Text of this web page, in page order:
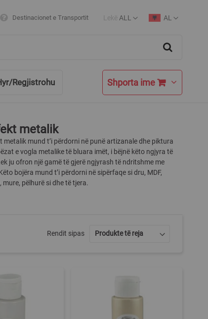
Destinacionet e Transportit
Currency
Lekë ALL
Language
AL
Regjistrohu Shporta ime
metalik
metalik mund t’i përdorni në punë artizanale dhe piktura
e vogla metalike të bluara imët, i bëjnë këto ngjyra të
ju ofron një gamë të gjerë ngjyrash të ndritshme me
bojëra mund t’i përdorni në sipërfaqe si dru, MDF,
mure, pëlhurë si dhe të tjera.
Rendit sipas